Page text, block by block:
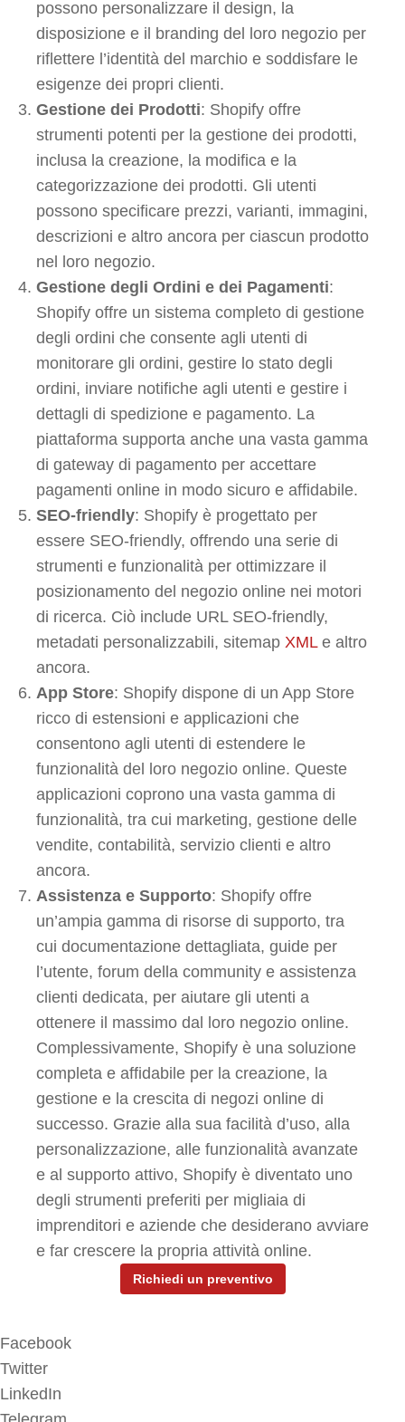
possono personalizzare il design, la
disposizione e il branding del loro negozio per
riflettere l’identità del marchio e soddisfare le
esigenze dei propri clienti.
Gestione dei Prodotti: Shopify offre
strumenti potenti per la gestione dei prodotti,
inclusa la creazione, la modifica e la
categorizzazione dei prodotti. Gli utenti
possono specificare prezzi, varianti, immagini,
descrizioni e altro ancora per ciascun prodotto
nel loro negozio.
Gestione degli Ordini e dei Pagamenti:
Shopify offre un sistema completo di gestione
degli ordini che consente agli utenti di
monitorare gli ordini, gestire lo stato degli
ordini, inviare notifiche agli utenti e gestire i
dettagli di spedizione e pagamento. La
piattaforma supporta anche una vasta gamma
di gateway di pagamento per accettare
pagamenti online in modo sicuro e affidabile.
SEO-friendly: Shopify è progettato per
essere SEO-friendly, offrendo una serie di
strumenti e funzionalità per ottimizzare il
posizionamento del negozio online nei motori
di ricerca. Ciò include URL SEO-friendly,
metadati personalizzabili, sitemap XMLe altro
ancora.
App Store: Shopify dispone di un App Store
ricco di estensioni e applicazioni che
consentono agli utenti di estendere le
funzionalità del loro negozio online. Queste
applicazioni coprono una vasta gamma di
funzionalità, tra cui marketing, gestione delle
vendite, contabilità, servizio clienti e altro
ancora.
Assistenza e Supporto: Shopify offre
un’ampia gamma di risorse di supporto, tra
cui documentazione dettagliata, guide per
l’utente, forum della community e assistenza
clienti dedicata, per aiutare gli utenti a
ottenere il massimo dal loro negozio online.
Complessivamente, Shopify è una soluzione
completa e affidabile per la creazione, la
gestione e la crescita di negozi online di
successo. Grazie alla sua facilità d’uso, alla
personalizzazione, alle funzionalità avanzate
e al supporto attivo, Shopify è diventato uno
degli strumenti preferiti per migliaia di
imprenditori e aziende che desiderano avviare
e far crescere la propria attività online.
Richiedi un preventivo
Facebook
Twitter
LinkedIn